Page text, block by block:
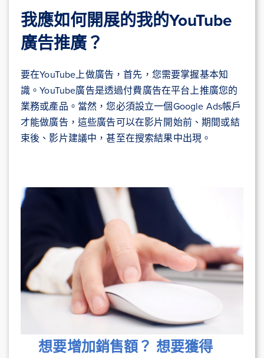
我應如何開展的我的YouTube
廣告推廣？
要在YouTube上做廣告，首先，您需要掌握基本知
識。YouTube廣告是透過付費廣告在平台上推廣您的
業務或產品。當然，您必須設立一個Google Ads帳戶
才能做廣告，這些廣告可以在影片開始前、期間或結
束後、影片建議中，甚至在搜索結果中出現。
想要增加銷售額？ 想要獲得